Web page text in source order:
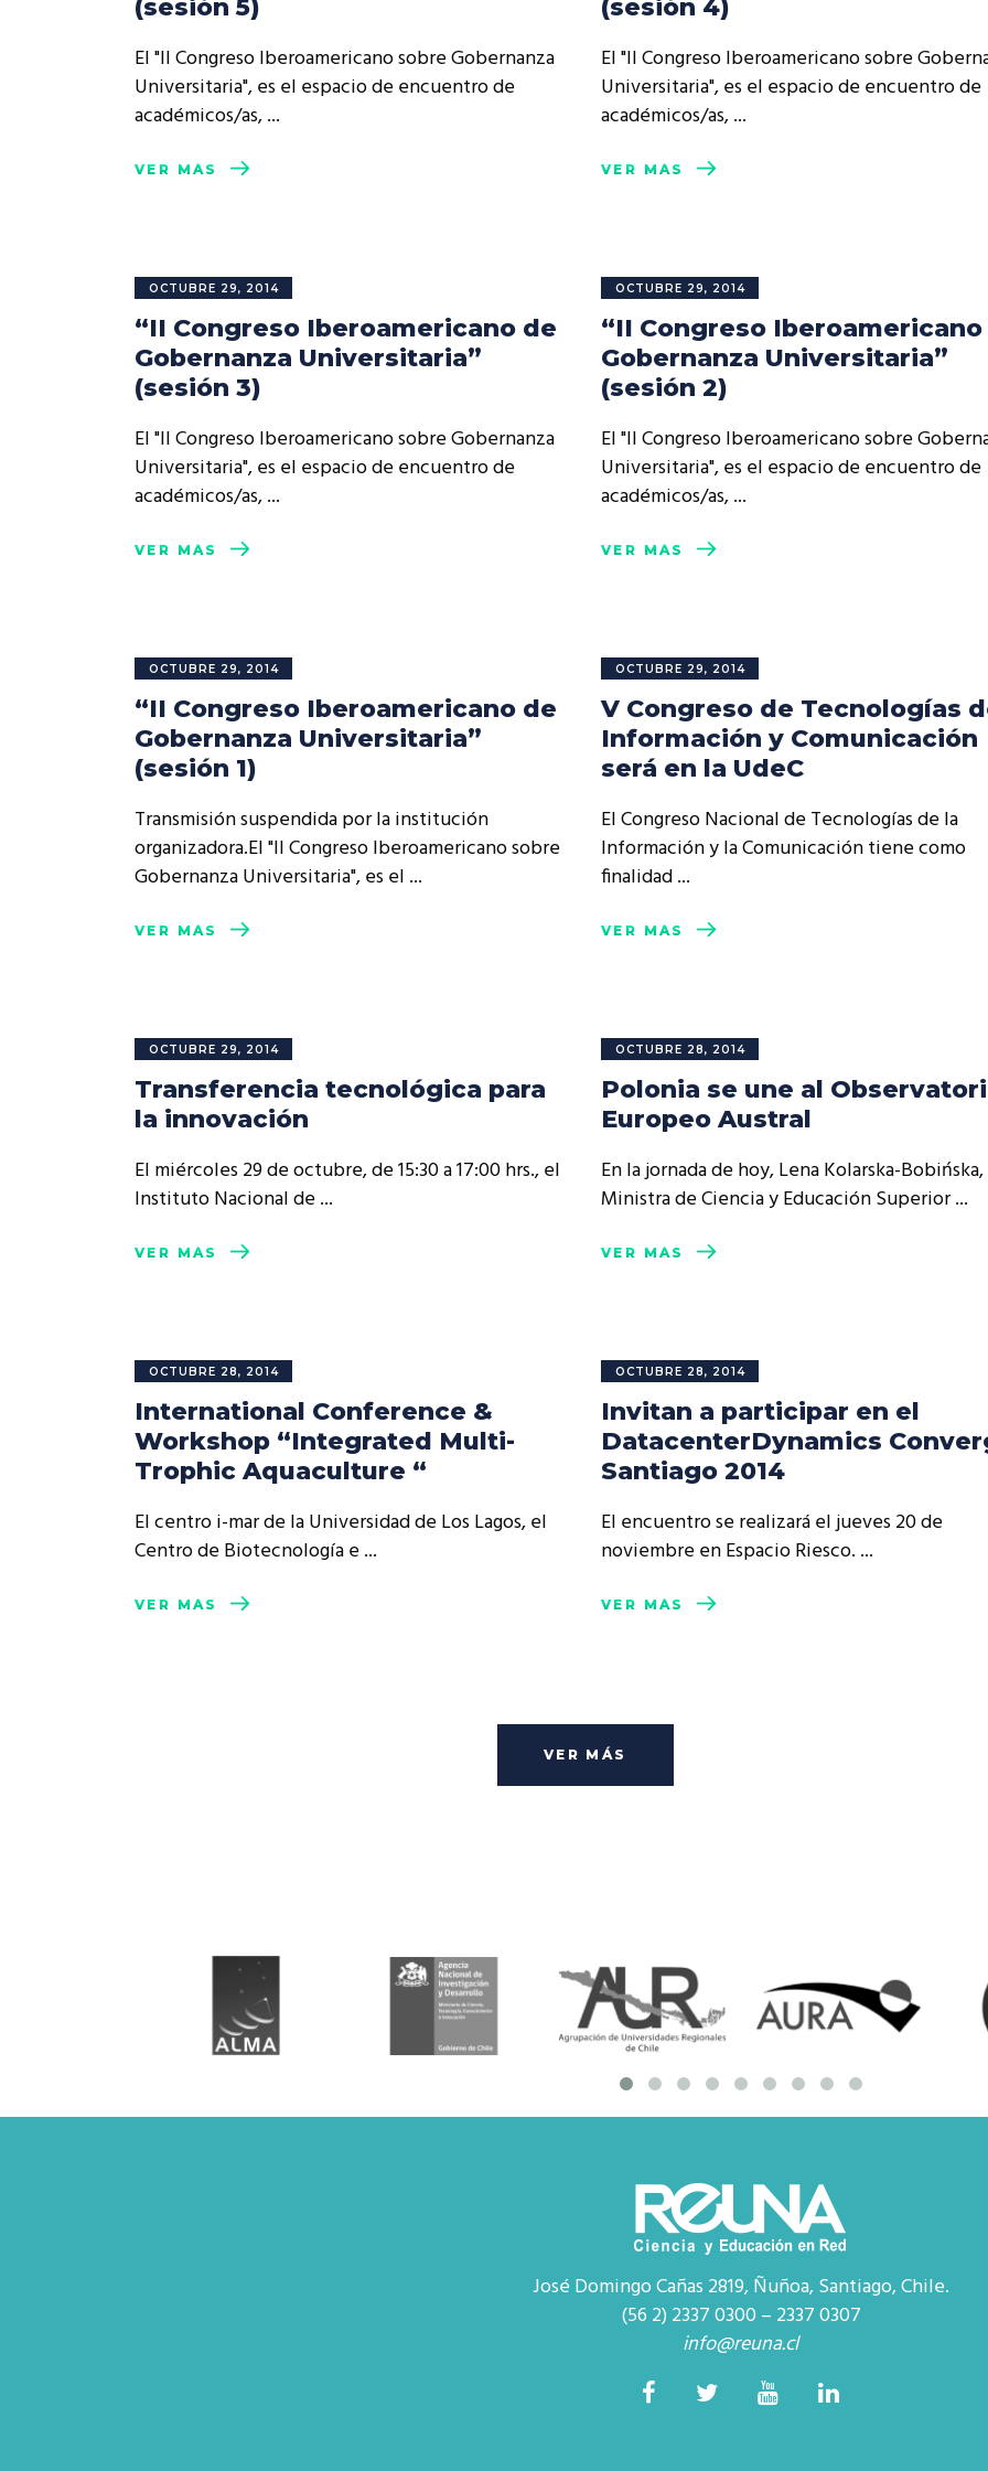
Representantes Técnicos
Cómo integrarse a REUNA
(sesión 5)
El "II Congreso Iberoamericano sobre Gobernanza
Universitaria", es el espacio de encuentro de
académicos/as,
VER MÁS
(sesión 4)
El "II Congreso Iberoamericano sobre
Universitaria", es el espacio de encuentro de
académicos/as,
VER MÁS
OCTUBRE 29, 2014
“II Congreso Iberoamericano de
Gobernanza Universitaria”
(sesión 3)
El "II Congreso Iberoamericano sobre Gobernanza
Universitaria", es el espacio de encuentro de
académicos/as,
VER MÁS
OCTUBRE 29, 2014
“II Congreso
Gobernanza Universitaria”
(sesión 2)
El "II Congreso Iberoamericano sobre
Universitaria", es el espacio de encuentro de
académicos/as,
VER MÁS
OCTUBRE 29, 2014
“II Congreso Iberoamericano de
Gobernanza Universitaria”
(sesión 1)
Transmisión suspendida por la institución
organizadora.El "II Congreso Iberoamericano sobre
Gobernanza Universitaria", es el
VER MÁS
OCTUBRE 29, 2014
V Congreso de Tecnologías
Información y Comunicación
será en la UdeC
El Congreso Nacional de Tecnologías de la
Información y la Comunicación tiene como
finalidad
VER MÁS
OCTUBRE 29, 2014
Transferencia tecnológica para
la innovación
El miércoles 29 de octubre, de 15:30 a 17:00 hrs., el
Instituto Nacional de
VER MÁS
OCTUBRE 28, 2014
Polonia se une al
Europeo Austral
En la jornada de hoy, Lena Kolarska-Bobińska,
Ministra de Ciencia y Educación Superior
VER MÁS
OCTUBRE 28, 2014
International Conference &
Workshop “Integrated Multi-
Trophic Aquaculture “
El centro i-mar de la Universidad de Los Lagos, el
Centro de Biotecnología e
VER MÁS
OCTUBRE 28, 2014
Invitan a participar en el
DatacenterDynamics
Santiago 2014
El encuentro se realizará el jueves 20 de
noviembre en Espacio Riesco.
VER MÁS
VER MÁS
José Domingo Cañas 2819, Ñuñoa, Santiago, Chile.
(56 2) 2337 0300 – 2337 0307
info@reuna.cl